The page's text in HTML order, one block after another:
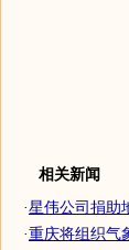
相关新闻
·星伟公司捐助
·重庆将组织气